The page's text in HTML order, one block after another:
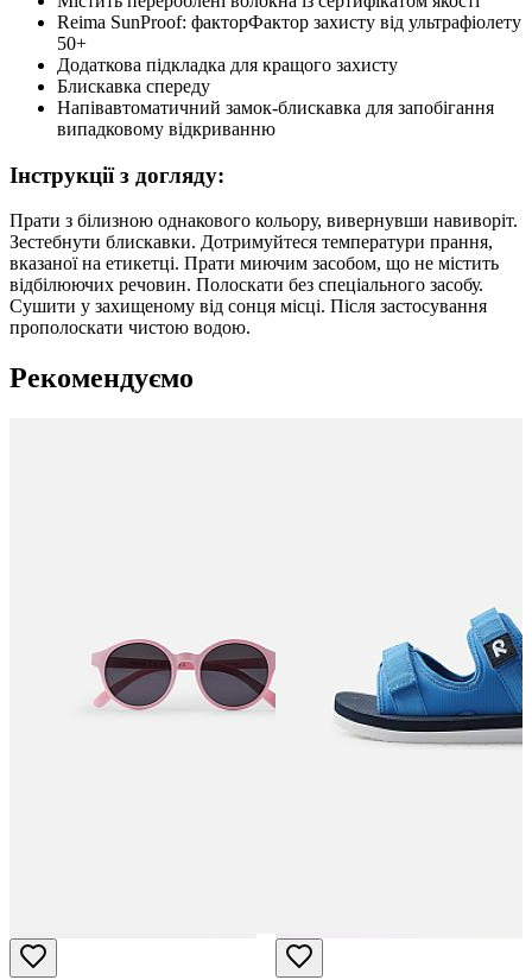
Reima SunProof: факторФактор захисту від ультрафіолету
50+
Додаткова підкладка для кращого захисту
Блискавка спереду
Напівавтоматичний замок-блискавка для запобігання
випадковому відкриванню
Інструкції з догляду:
Прати з білизною однакового кольору, вивернувши навиворіт.
Зестебнути блискавки. Дотримуйтеся температури прання,
вказаної на етикетці. Прати миючим засобом, що не містить
відбілюючих речовин. Полоскати без спеціального засобу.
Сушити у захищеному від сонця місці. Після застосування
прополоскати чистою водою.
Рекомендуємо